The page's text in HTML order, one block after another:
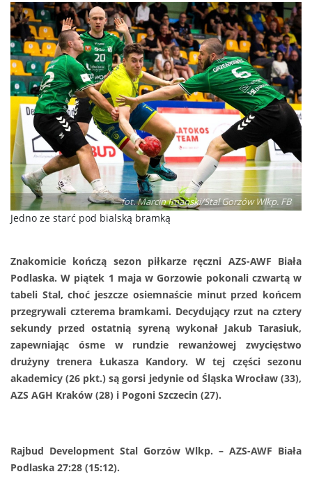
fot. Marcin Imański/Stal Gorzów Wlkp. FB
Jedno ze starć pod bialską bramką
Znakomicie kończą sezon piłkarze ręczni AZS-AWF Biała
Podlaska. W piątek 1 maja w Gorzowie pokonali czwartą w
tabeli Stal, choć jeszcze osiemnaście minut przed końcem
przegrywali czterema bramkami. Decydujący rzut na cztery
sekundy przed ostatnią syreną wykonał Jakub Tarasiuk,
zapewniając ósme w rundzie rewanżowej zwycięstwo
drużyny trenera Łukasza Kandory. W tej części sezonu
akademicy (26 pkt.) są gorsi jedynie od Śląska Wrocław (33),
AZS AGH Kraków (28) i Pogoni Szczecin (27).
Rajbud Development Stal Gorzów Wlkp. – AZS-AWF Biała
Podlaska 27:28 (15:12).